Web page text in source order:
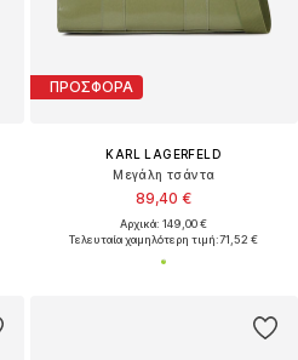
ΠΡΟΣΦΟΡΑ
KARL LAGERFELD
Μεγάλη τσάντα
89,40 €
Αρχικά: 149,00 €
Τελευταία χαμηλότερη τιμή:71,52 €